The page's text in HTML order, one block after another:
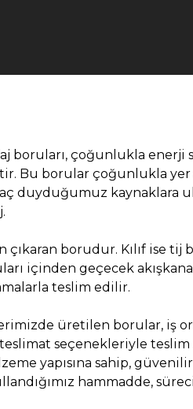
boruları, çoğunlukla enerji
Bu borular çoğunlukla
duyduğumuz kaynaklara
çıkaran borudur. Kılıf ise
içinden geçecek
teslim edilir.
üretilen borular, iş
seçenekleriyle
yapısına sahip,
hammadde,